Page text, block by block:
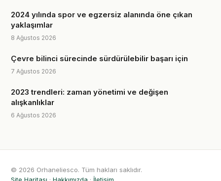
2024 yılında spor ve egzersiz alanında öne çıkan
yaklaşımlar
8 Ağustos 2026
Çevre bilinci sürecinde sürdürülebilir başarı için
7 Ağustos 2026
2023 trendleri: zaman yönetimi ve değişen
alışkanlıklar
6 Ağustos 2026
© 2026 Orhaneliesco. Tüm hakları saklıdır.